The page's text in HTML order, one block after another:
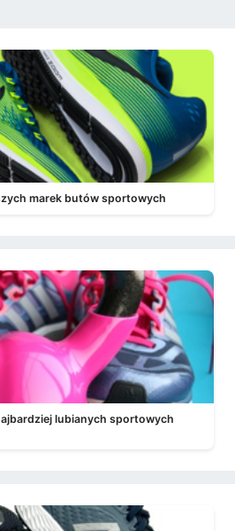
marek butów sportowych
lubianych sportowych